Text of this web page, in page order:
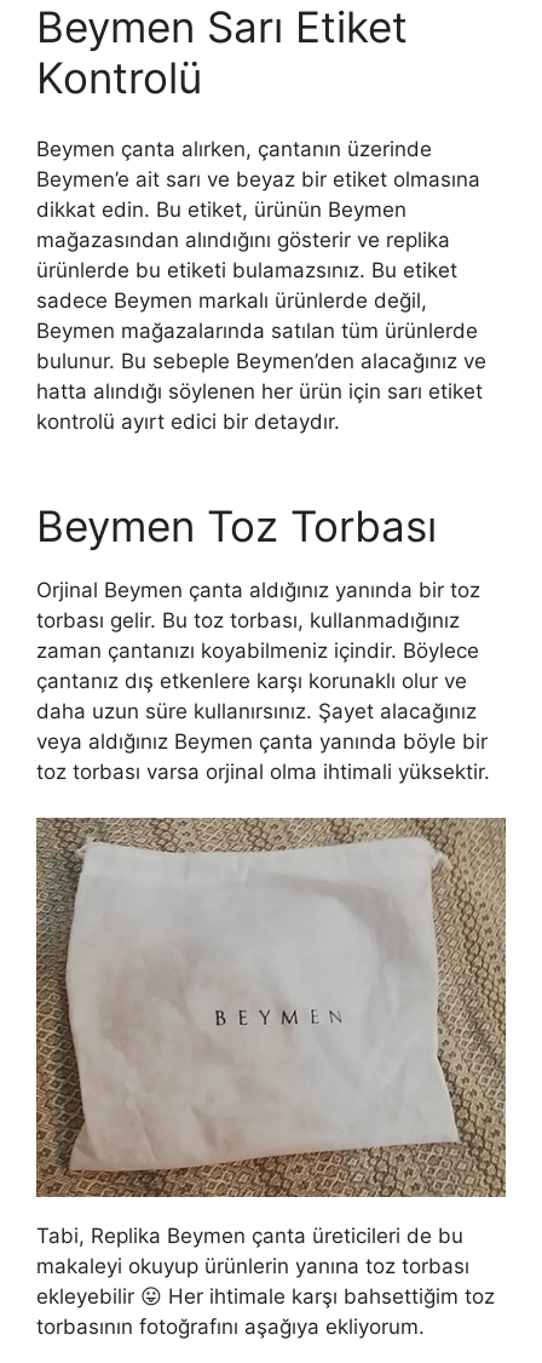
Beymen Sarı Etiket
Kontrolü
Beymen çanta alırken, çantanın üzerinde
Beymen’e ait sarı ve beyaz bir etiket olmasına
dikkat edin. Bu etiket, ürünün Beymen
mağazasından alındığını gösterir ve replika
ürünlerde bu etiketi bulamazsınız. Bu etiket
sadece Beymen markalı ürünlerde değil,
Beymen mağazalarında satılan tüm ürünlerde
bulunur. Bu sebeple Beymen’den alacağınız ve
hatta alındığı söylenen her ürün için sarı etiket
kontrolü ayırt edici bir detaydır.
t
p
:
/
/
w
w
w
.
h
i
g
-
e
n
d
r
o
l
e
x
.
c
o
m
/
4
4
Beymen Toz Torbası
Orjinal Beymen çanta aldığınız yanında bir toz
torbası gelir. Bu toz torbası, kullanmadığınız
zaman çantanızı koyabilmeniz içindir. Böylece
çantanız dış etkenlere karşı korunaklı olur ve
daha uzun süre kullanırsınız. Şayet alacağınız
veya aldığınız Beymen çanta yanında böyle bir
toz torbası varsa orjinal olma ihtimali yüksektir.
Tabi, Replika Beymen çanta üreticileri de bu
makaleyi okuyup ürünlerin yanına toz torbası
ekleyebilir 😛 Her ihtimale karşı bahsettiğim toz
torbasının fotoğrafını aşağıya ekliyorum.